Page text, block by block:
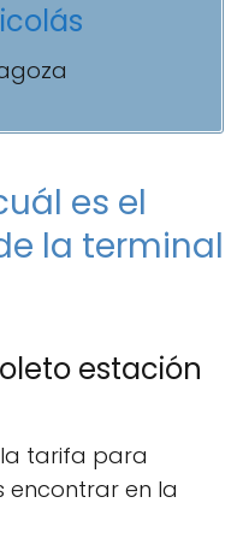
es el
la terminal
estación
tarifa para
en la